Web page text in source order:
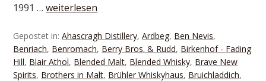
1991 …weiterlesen
Gepostet in:Ahascragh Distillery,Ardbeg, Ben Nevis,
Benriach, Benromach, Berry Bros. & Rudd, Birkenhof - Fading
Hill, Blair Athol, Blended Malt, Blended Whisky, Brave New
Spirits, Brothers in Malt, Brühler Whiskyhaus, Bruichladdich,